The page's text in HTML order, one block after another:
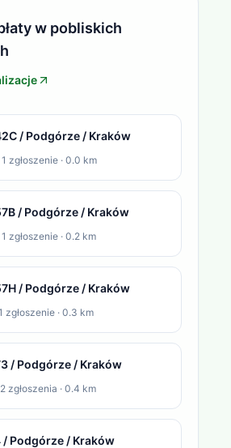
w pobliskich
/ Podgórze / Kraków
1 zgłoszenie · 0.0 km
/ Podgórze / Kraków
1 zgłoszenie · 0.2 km
/ Podgórze / Kraków
zgłoszenie · 0.3 km
/ Podgórze / Kraków
2 zgłoszenia · 0.4 km
/ Podgórze / Kraków